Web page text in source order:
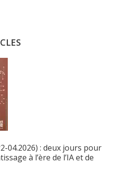
04.2026) : deux jours pour
à l’ère de l’IA et de